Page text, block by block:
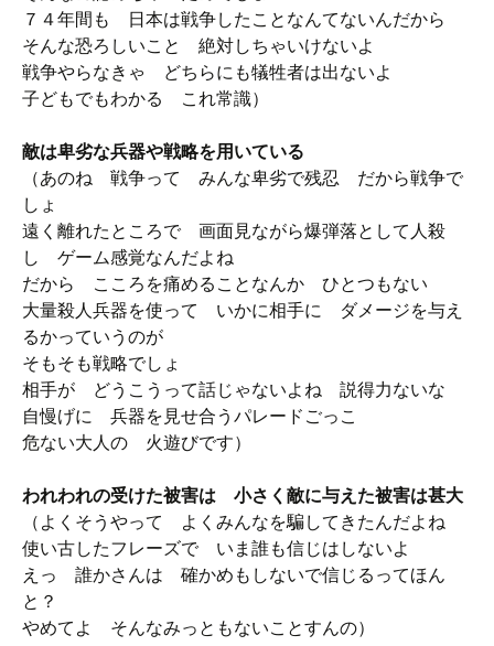
７４年間も 日本は戦争したことなんてないんだから
そんな恐ろしいこと 絶対しちゃいけないよ
戦争やらなきゃ どちらにも犠牲者は出ないよ
子どもでもわかる これ常識）
敵は卑劣な兵器や戦略を用いている
（あのね 戦争って みんな卑劣で残忍 だから戦争で
しょ
遠く離れたところで 画面見ながら爆弾落として人殺
し ゲーム感覚なんだよね
だから こころを痛めることなんか ひとつもない
大量殺人兵器を使って いかに相手に ダメージを与え
るかっていうのが
そもそも戦略でしょ
相手が どうこうって話じゃないよね 説得力ないな
自慢げに 兵器を見せ合うパレードごっこ
危ない大人の 火遊びです）
われわれの受けた被害は 小さく敵に与えた被害は甚大
（よくそうやって よくみんなを騙してきたんだよね
使い古したフレーズで いま誰も信じはしないよ
えっ 誰かさんは 確かめもしないで信じるってほん
と？
やめてよ そんなみっともないことすんの）